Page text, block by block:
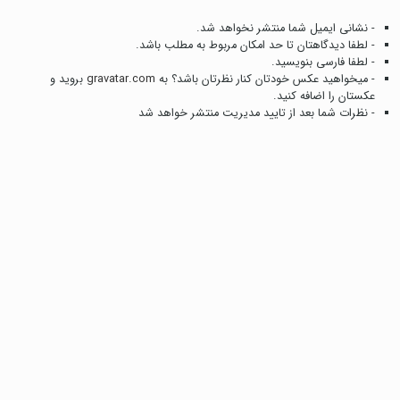
- نشانی ایمیل شما منتشر نخواهد شد.
- لطفا دیدگاهتان تا حد امکان مربوط به مطلب باشد.
- لطفا فارسی بنویسید.
- میخواهید عکس خودتان کنار نظرتان باشد؟ به gravatar.com بروید و
عکستان را اضافه کنید.
- نظرات شما بعد از تایید مدیریت منتشر خواهد شد